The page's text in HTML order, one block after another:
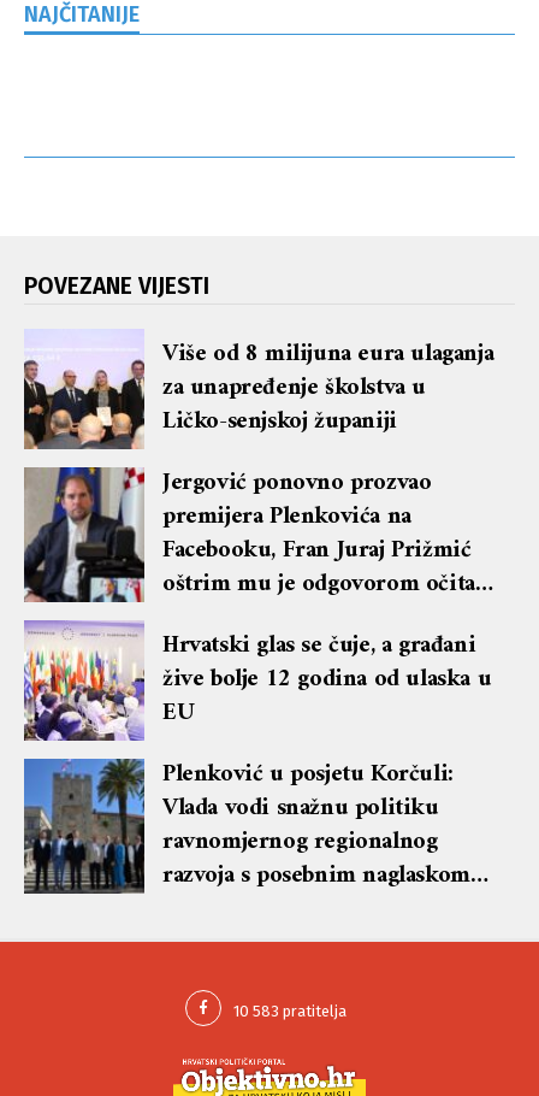
NAJČITANIJE
POVEZANE VIJESTI
Više od 8 milijuna eura ulaganja
za unapređenje školstva u
Ličko-senjskoj županiji
Jergović ponovno prozvao
premijera Plenkovića na
Facebooku, Fran Juraj Prižmić
oštrim mu je odgovorom očitao
komentara
Hrvatski glas se čuje, a građani
žive bolje 12 godina od ulaska u
EU
Plenković u posjetu Korčuli:
Vlada vodi snažnu politiku
ravnomjernog regionalnog
razvoja s posebnim naglaskom